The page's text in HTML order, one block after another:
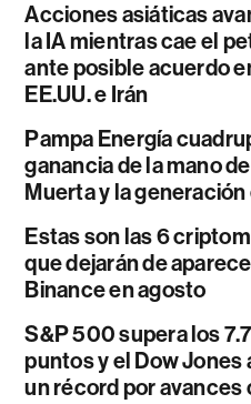
Acciones asiáticas
la IA mientras cae el
ante posible acuerdo
EE.UU. e Irán
Pampa Energía
ganancia de la mano
Muerta y la
Estas son las 6
que dejarán de
Binance en agosto
S&P 500 supera los
puntos y el Dow Jones
un récord por avances